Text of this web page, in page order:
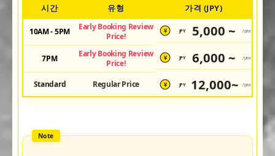
시간 유형 가격 (JPY)
10AM - 5PM
Early Booking Review
Price!
¥ JPY 5,000 ~ /pax
7PM
Early Booking Review
Price!
¥ JPY 6,000 ~ /pax
Standard Regular Price ¥ JPY 12,000~ /pax